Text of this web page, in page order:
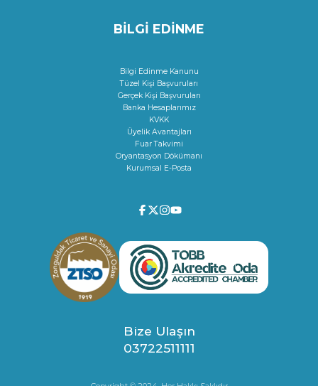
BİLGİ EDİNME
Bilgi Edinme Kanunu
Tüzel Kişi Başvuruları
Gerçek Kişi Başvuruları
Banka Hesaplarımız
KVKK
Üyelik Avantajları
Fuar Takvimi
Oryantasyon Dökümanı
Kurumsal E-Posta
Bize Ulaşın
03722511111